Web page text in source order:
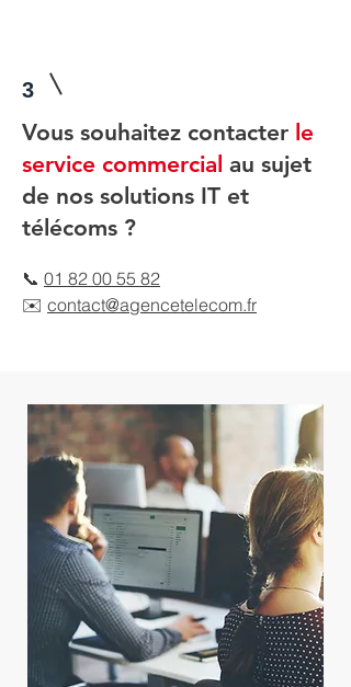
3
Vous souhaitez contacter le
service commercial au sujet
de nos solutions IT et
télécoms ?
📞 01 82 00 55 82
✉️ contact@agencetelecom.fr